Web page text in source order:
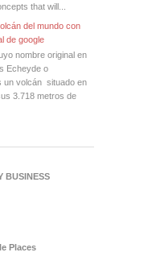
that will...
del mundo con
de google
nombre original en
Echeyde o
un volcán situado en
3.718 metros de
BUSINESS
Places